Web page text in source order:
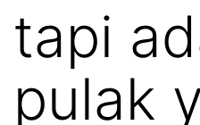
tapi
pulak